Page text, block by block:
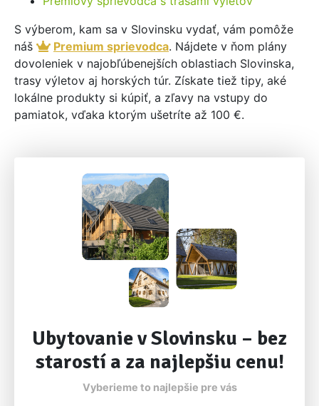
S výberom, kam sa v Slovinsku vydať, vám pomôže
náš
Premium sprievodca. Nájdete v ňom plány
dovoleniek v najobľúbenejších oblastiach Slovinska,
trasy výletov aj horských túr. Získate tiež tipy, aké
lokálne produkty si kúpiť, a zľavy na vstupy do
pamiatok, vďaka ktorým ušetríte až 100 €.
Ubytovanie v Slovinsku – bez
starostí a za najlepšiu cenu!
Vyberieme to najlepšie pre vás